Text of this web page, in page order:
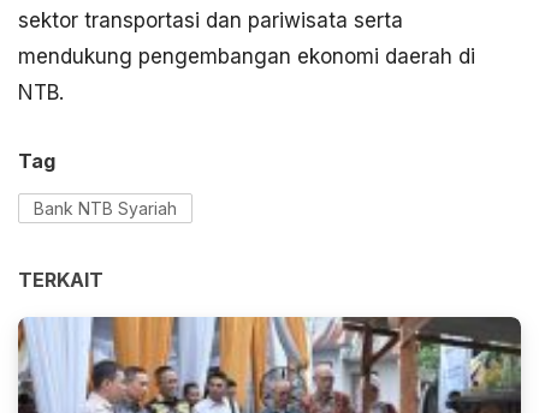
sektor transportasi dan pariwisata serta
mendukung pengembangan ekonomi daerah di
NTB.
Tag
Bank NTB Syariah
TERKAIT